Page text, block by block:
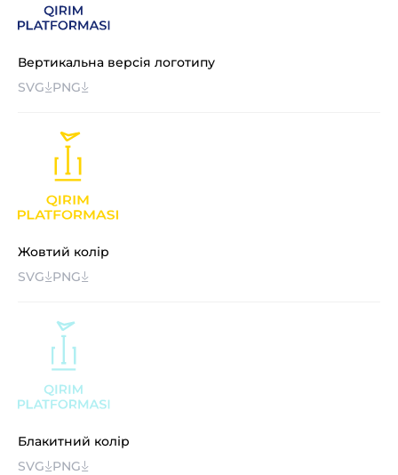
Вертикальна версія логотипу
SVG
PNG
Жовтий колір
SVG
PNG
Блакитний колір
SVG
PNG